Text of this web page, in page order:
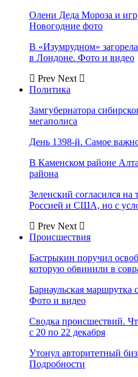
Олени Деда Мороза и
Новогодние фото
В «Изумрудном»
в Лондоне. Фото и видео
Prev Next
Политика
Замгубернатора
мегаполиса
День 1398-й. Самое
В Каменском районе
района
Зеленский согласился
Россией и США, но с
Prev Next
Происшествия
Бастрыкин поручил
которую обвинили в
Барнаульская маршрутка
Фото и видео
Сводка происшествий.
с 20 по 22 декабря
Утонул авторитетный
Подробности